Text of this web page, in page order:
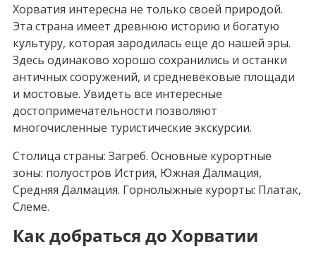
Хорватия интересна не только своей природой.
Эта страна имеет древнюю историю и богатую
культуру, которая зародилась еще до нашей эры.
Здесь одинаково хорошо сохранились и останки
античных сооружений, и средневековые площади
и мостовые. Увидеть все интересные
достопримечательности позволяют
многочисленные туристические экскурсии.
Столица страны: Загреб. Основные курортные
зоны: полуостров Истрия, Южная Далмация,
Средняя Далмация. Горнолыжные курорты: Платак,
Слеме.
Как добраться до Хорватии